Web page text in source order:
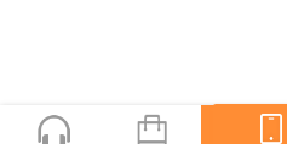
时间是我们通过的保证，
听王英老师的土建案例课
用户xi****mo